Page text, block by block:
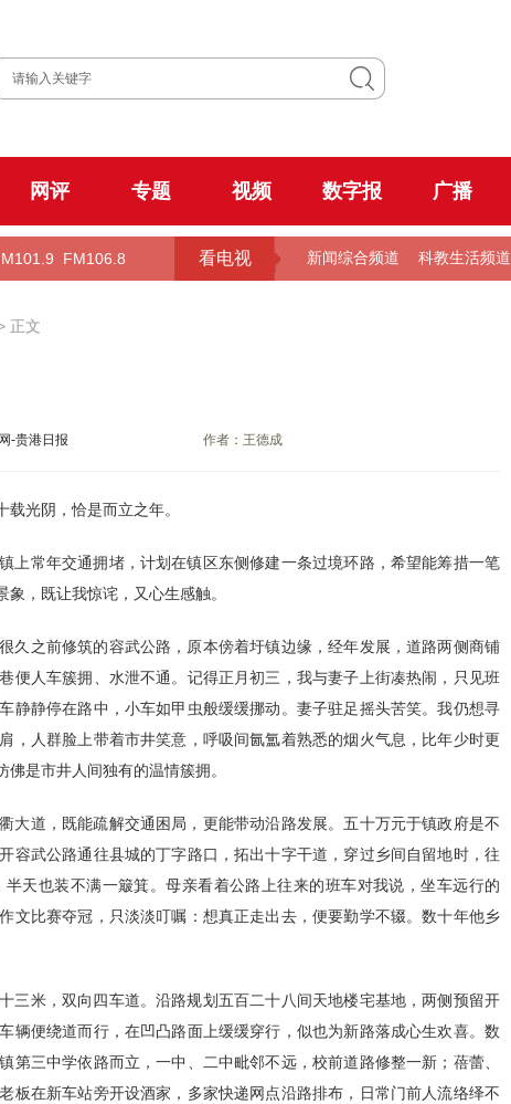
网评 专题 视频 数字报 广播
FM106.8 看电视 新闻综合频道 科教生活频道
正文
-贵港日报 作者：王德成
光阴，恰是而立之年。
上常年交通拥堵，计划在镇区东侧修建一条过境环路，希望能筹措一笔
，既让我惊诧，又心生感触。
久之前修筑的容武公路，原本傍着圩镇边缘，经年发展，道路两侧商铺
便人车簇拥、水泄不通。记得正月初三，我与妻子上街凑热闹，只见班
静静停在路中，小车如甲虫般缓缓挪动。妻子驻足摇头苦笑。我仍想寻
，人群脸上带着市井笑意，呼吸间氤氲着熟悉的烟火气息，比年少时更
是市井人间独有的温情簇拥。
大道，既能疏解交通困局，更能带动沿路发展。五十万元于镇政府是不
容武公路通往县城的丁字路口，拓出十字干道，穿过乡间自留地时，往
天也装不满一簸箕。母亲看着公路上往来的班车对我说，坐车远行的
文比赛夺冠，只淡淡叮嘱：想真正走出去，便要勤学不辍。数十年他乡
三米，双向四车道。沿路规划五百二十八间天地楼宅基地，两侧预留开
辆便绕道而行，在凹凸路面上缓缓穿行，似也为新路落成心生欢喜。数
三中学依路而立，一中、二中毗邻不远，校前道路修整一新；蓓蕾、
板在新车站旁开设酒家，多家快递网点沿路排布，日常门前人流络绎不